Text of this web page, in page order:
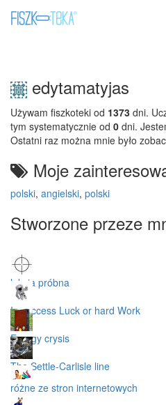
edytamatyjas
Używam fiszkoteki od 1373 dni.
tym systematycznie od 0 dni.
Ostatni raz można mnie było
Moje
polski, angielski, polski
Stworzone przeze
lekcja próbna
Is success Luck or hard Work
Energy crysis
The Settle-Carlisle line
różne ze stron internetowych